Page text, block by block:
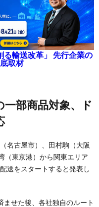
る輸送改革」 先行企業の
取材
名古屋市）、田村駒（大阪
（東京港）から関東エリア
送をスタートすると発表し
せた後、各社独自のルート